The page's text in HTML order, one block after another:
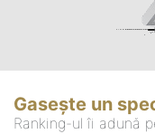
Gasește un
Ranking-ul îi adună